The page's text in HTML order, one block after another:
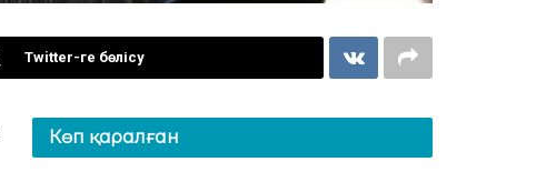
Twitter-ге бөлісу
Көп қаралған